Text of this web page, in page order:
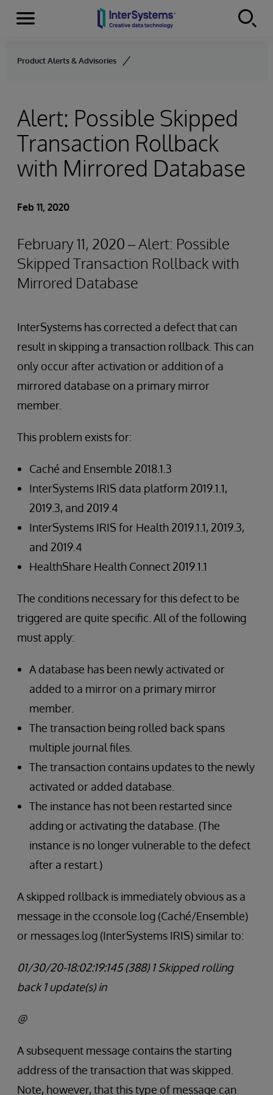
Skip to content
Menu
Product Alerts & Advisories
Alert: Possible Skipped
Transaction Rollback
with Mirrored Database
Feb 11, 2020
February 11, 2020 – Alert: Possible
Skipped Transaction Rollback with
Mirrored Database
InterSystems has corrected a defect that can
result in skipping a transaction rollback. This can
only occur after activation or addition of a
mirrored database on a primary mirror
member.
This problem exists for:
Caché and Ensemble 2018.1.3
InterSystems IRIS data platform 2019.1.1,
2019.3, and 2019.4
InterSystems IRIS for Health 2019.1.1, 2019.3,
and 2019.4
HealthShare Health Connect 2019.1.1
The conditions necessary for this defect to be
triggered are quite specific. All of the following
must apply:
A database has been newly activated or
added to a mirror on a primary mirror
member.
The transaction being rolled back spans
multiple journal files.
The transaction contains updates to the newly
activated or added database.
The instance has not been restarted since
adding or activating the database. (The
instance is no longer vulnerable to the defect
after a restart.)
A skipped rollback is immediately obvious as a
message in the cconsole.log (Caché/Ensemble)
or messages.log (InterSystems IRIS) similar to:
01/30/20-18:02:19:145 (388) 1 Skipped rolling
back 1 update(s) in
@
A subsequent message contains the starting
address of the transaction that was skipped.
Note, however, that this type of message can